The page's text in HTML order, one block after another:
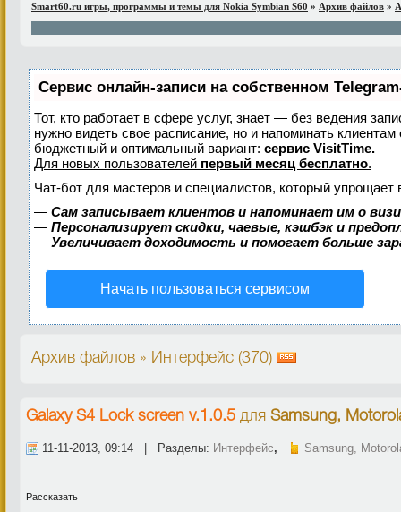
Smart60.ru игры, программы и темы для Nokia Symbian S60 » Архив файлов »
Сервис онлайн-записи на собственном
Тот, кто работает в сфере услуг, знает — без ведения
нужно видеть свое расписание, но и напоминать
бюджетный и оптимальный вариант: сервис VisitTime.
Для новых пользователей первый месяц бесплатно.
Чат-бот для мастеров и специалистов, который упрощает
— Сам записывает клиентов и напоминает им о
— Персонализирует скидки, чаевые, кэшбэк и
— Увеличивает доходимость и помогает больше
Начать пользоваться сервисом
Архив файлов » Интерфейс (370)
Galaxy S4 Lock screen v.1.0.5 для Samsung,
11-11-2013, 09:14 | Разделы: Интерфейс, Samsung,
Рассказать